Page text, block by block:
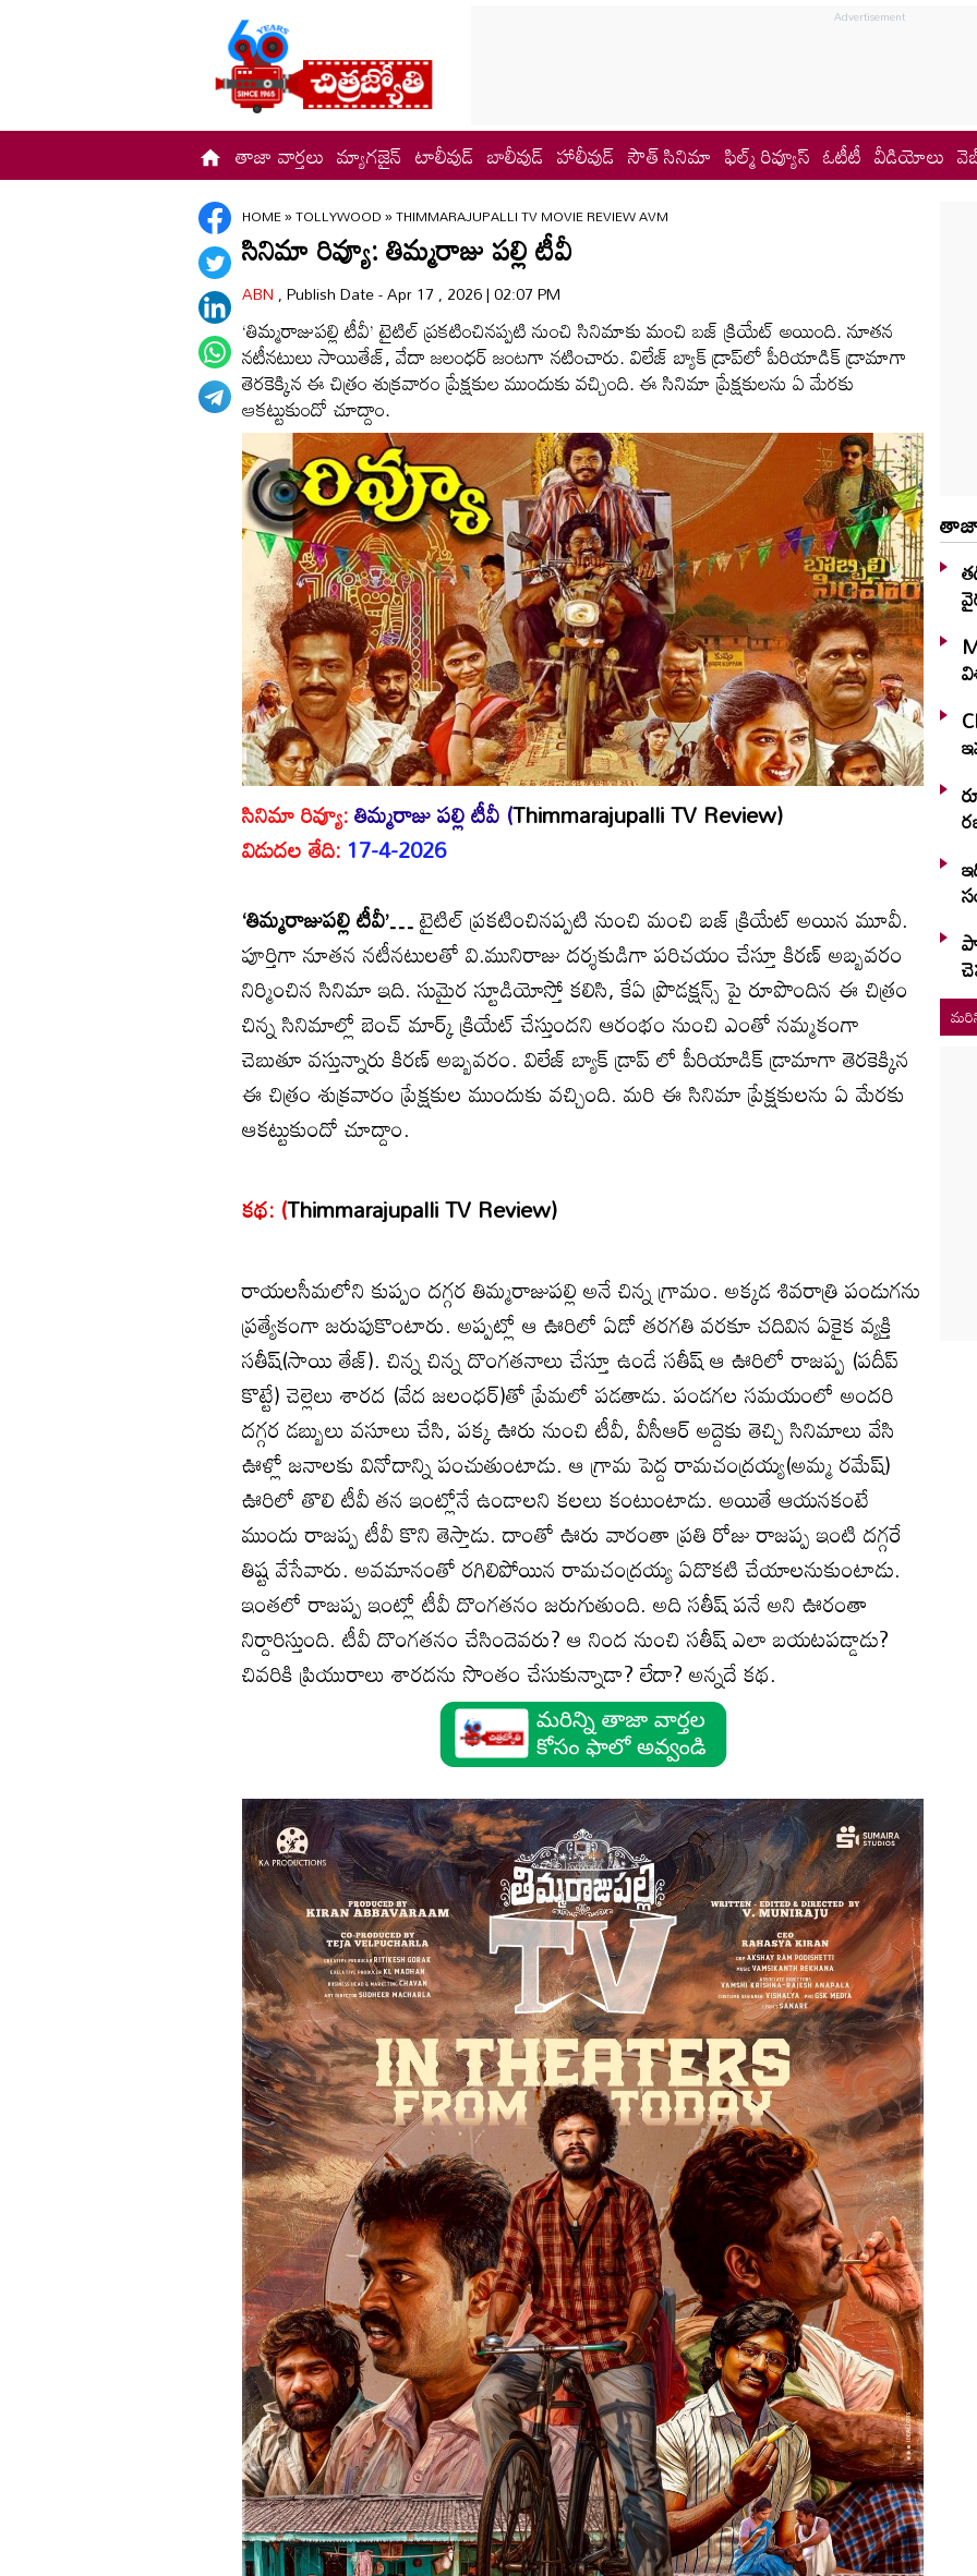
తాజా వార్తలు మ్యాగజైన్ టాలీవుడ్ బాలీవుడ్ హాలీవుడ్ సౌత్ సినిమా ఫిల్మ్ రివ్యూస్ ఓటీటీ వీడియోలు
HOME»TOLLYWOOD»THIMMARAJUPALLI TV MOVIE REVIEW AVM
సినిమా రివ్యూ: తిమ్మరాజు పల్లి టీవీ
ABN, Publish Date - Apr 17 , 2026 | 02:07 PM
‘తిమ్మరాజుపల్లి టీవీ’ టైటిల్‌ ప్రకటించినప్పటి నుంచి సినిమాకు మంచి బజ్‌ క్రియేట్‌ అయింది. నూతన
నటీనటులు సాయితేజ్‌, వేదా జలంధర్‌ జంటగా నటించారు. విలేజ్‌ బ్యాక్‌ డ్రాప్‌లో పీరియాడిక్‌ డ్రామాగా
తెరకెక్కిన ఈ చిత్రం శుక్రవారం ప్రేక్షకుల ముందుకు వచ్చింది. ఈ సినిమా ప్రేక్షకులను ఏ మేరకు
ఆకట్టుకుందో చూద్దాం.
సినిమా రివ్యూ:తిమ్మరాజు పల్లి టీవీ (Thimmarajupalli TV Review)
విడుదల తేది: 17-4-2026
‘తిమ్మరాజుపల్లి టీవీ’…టైటిల్ ప్రకటించినప్పటి నుంచి మంచి బజ్ క్రియేట్ అయిన మూవీ.
పూర్తిగా నూతన నటీనటులతో వి.మునిరాజు దర్శకుడిగా పరిచయం చేస్తూ కిరణ్ అబ్బవరం
నిర్మించిన సినిమా ఇది. సుమైర స్టూడియోస్తో కలిసి, కేఏ ప్రొడక్షన్స్ పై రూపొందిన ఈ చిత్రం
చిన్న సినిమాల్లో బెంచ్ మార్క్ క్రియేట్ చేస్తుందని ఆరంభం నుంచి ఎంతో నమ్మకంగా
చెబుతూ వస్తున్నారు కిరణ్ అబ్బవరం. విలేజ్ బ్యాక్ డ్రాప్ లో పీరియాడిక్ డ్రామాగా తెరకెక్కిన
ఈ చిత్రం శుక్రవారం ప్రేక్షకుల ముందుకు వచ్చింది. మరి ఈ సినిమా ప్రేక్షకులను ఏ మేరకు
ఆకట్టుకుందో చూద్దాం.
కథ: (Thimmarajupalli TV Review)
రాయలసీమలోని కుప్పం దగ్గర తిమ్మరాజుపల్లి అనే చిన్న గ్రామం. అక్కడ శివరాత్రి పండుగను
ప్రత్యేకంగా జరుపుకొంటారు. అప్పట్లో ఆ ఊరిలో ఏడో తరగతి వరకూ చదివిన ఏకైక వ్యక్తి
సతీష్(సాయి తేజ్). చిన్న చిన్న దొంగతనాలు చేస్తూ ఉండే సతీష్ ఆ ఊరిలో రాజప్ప (పదీప్
కొట్టే) చెల్లెలు శారద (వేద జలంధర్)తో ప్రేమలో పడతాడు. పండగల సమయంలో అందరి
దగ్గర డబ్బులు వసూలు చేసి, పక్క ఊరు నుంచి టీవీ, వీసీఆర్ అద్దెకు తెచ్చి సినిమాలు వేసి
ఊళ్లో జనాలకు వినోదాన్ని పంచుతుంటాడు. ఆ గ్రామ పెద్ద రామచంద్రయ్య(అమ్మ రమేష్)
ఊరిలో తొలి టీవీ తన ఇంట్లోనే ఉండాలని కలలు కంటుంటాడు. అయితే ఆయనకంటే
ముందు రాజప్ప టీవీ కొని తెస్తాడు. దాంతో ఊరు వారంతా ప్రతి రోజు రాజప్ప ఇంటి దగ్గరే
తిష్ట వేసేవారు. అవమానంతో రగిలిపోయిన రామచంద్రయ్య ఏదొకటి చేయాలనుకుంటాడు.
ఇంతలో రాజప్ప ఇంట్లో టీవీ దొంగతనం జరుగుతుంది. అది సతీష్ పనే అని ఊరంతా
నిర్దారిస్తుంది. టీవీ దొంగతనం చేసిందెవరు? ఆ నింద నుంచి సతీష్ ఎలా బయటపడ్డాడు?
చివరికి ప్రియురాలు శారదను సొంతం చేసుకున్నాడా? లేదా? అన్నదే కథ.
తాజా